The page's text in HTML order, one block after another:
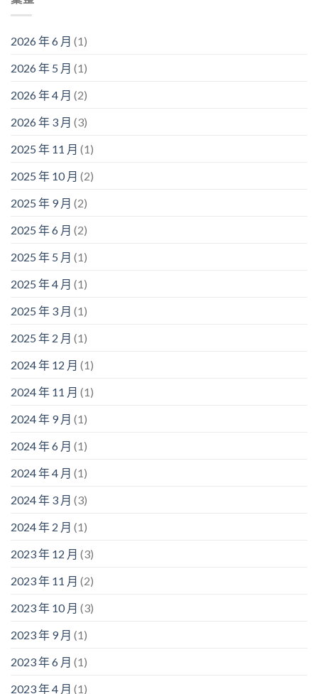
2026 年 6 月 (1)
2026 年 5 月 (1)
2026 年 4 月 (2)
2026 年 3 月 (3)
2025 年 11 月 (1)
2025 年 10 月 (2)
2025 年 9 月 (2)
2025 年 6 月 (2)
2025 年 5 月 (1)
2025 年 4 月 (1)
2025 年 3 月 (1)
2025 年 2 月 (1)
2024 年 12 月 (1)
2024 年 11 月 (1)
2024 年 9 月 (1)
2024 年 6 月 (1)
2024 年 4 月 (1)
2024 年 3 月 (3)
2024 年 2 月 (1)
2023 年 12 月 (3)
2023 年 11 月 (2)
2023 年 10 月 (3)
2023 年 9 月 (1)
2023 年 6 月 (1)
2023 年 4 月 (1)